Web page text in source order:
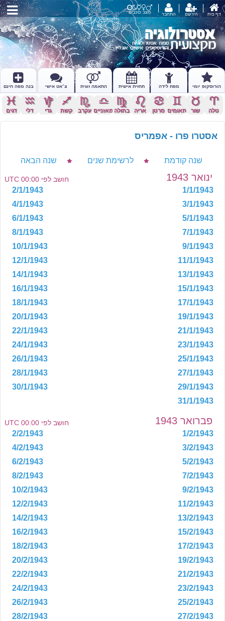
דף בית הירשם התחבר מצב כוכבים
הורוסקופ יומי מפת לידה תחזית אישית התאמה זוגית צ׳אט אישי בנה מפה חינם
a
טלה
s
שור
d
תאומים
f
סרטן
g
אריה
h
בתולה
j
מאזניים
k
עקרב
l
קשת
z
גדי
x
דלי
c
דגים
אסטרו פרו - אפמריס
שנה קודמת לרשימת שנים שנה הבאה
ינואר 1943 חושב לפי 00:00 UTC
1/1/1943
2/1/1943
3/1/1943
4/1/1943
5/1/1943
6/1/1943
7/1/1943
8/1/1943
9/1/1943
10/1/1943
11/1/1943
12/1/1943
13/1/1943
14/1/1943
15/1/1943
16/1/1943
17/1/1943
18/1/1943
19/1/1943
20/1/1943
21/1/1943
22/1/1943
23/1/1943
24/1/1943
25/1/1943
26/1/1943
27/1/1943
28/1/1943
29/1/1943
30/1/1943
31/1/1943
פברואר 1943 חושב לפי 00:00 UTC
1/2/1943
2/2/1943
3/2/1943
4/2/1943
5/2/1943
6/2/1943
7/2/1943
8/2/1943
9/2/1943
10/2/1943
11/2/1943
12/2/1943
13/2/1943
14/2/1943
15/2/1943
16/2/1943
17/2/1943
18/2/1943
19/2/1943
20/2/1943
21/2/1943
22/2/1943
23/2/1943
24/2/1943
25/2/1943
26/2/1943
27/2/1943
28/2/1943